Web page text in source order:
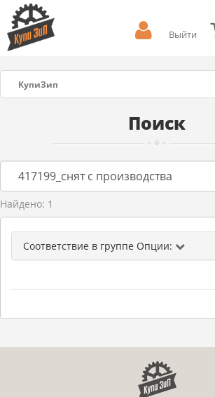
Выйти
КупиЗип
Поиск
Найдено: 1
Соответствие в группе Опции: